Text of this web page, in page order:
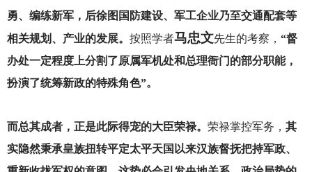
勇、编练新军，后徐图国防建设、军工企业乃至交通配套等
相关规划、产业的发展。 按照学者马忠文先生的考察， “督
办处一定程度上分割了原属军机处和总理衙门的部分职能，
扮演了统筹新政的特殊角色”。
而总其成者，正是此际得宠的大臣荣禄。 荣禄掌控军务， 其
实隐然秉承皇族扭转平定太平天国以来汉族督抚把持军政、